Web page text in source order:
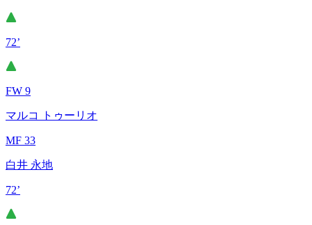
72’
FW 9
マルコ トゥーリオ
MF 33
白井 永地
72’